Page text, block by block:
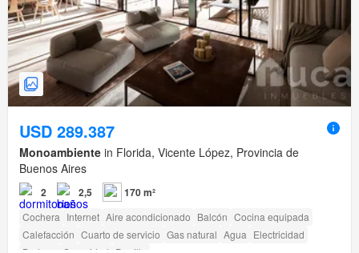
USD 289.387
Monoambiente in Florida, Vicente López, Provincia de
Buenos Aires
2 2,5 170 m²
Cochera Internet Aire acondicionado Balcón Cocina equipada
Calefacción Cuarto de servicio Gas natural Agua Electricidad